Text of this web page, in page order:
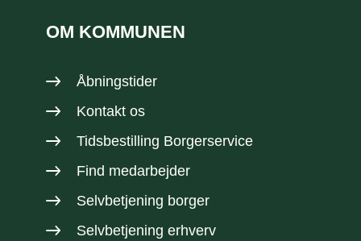
OM KOMMUNEN
Åbningstider
Kontakt os
Tidsbestilling Borgerservice
Find medarbejder
Selvbetjening borger
Selvbetjening erhverv